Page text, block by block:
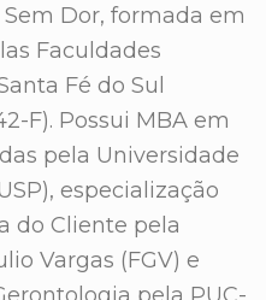
Dor, formada em
Faculdades
Fé do Sul
F). Possui MBA em
pela Universidade
especialização
do Cliente pela
Vargas (FGV) e